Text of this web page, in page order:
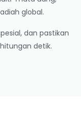
global.
dan pastikan
detik.